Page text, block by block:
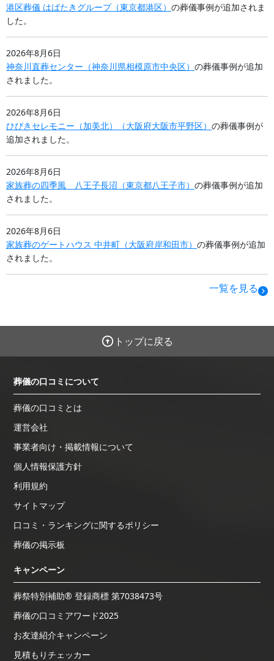
港区葬儀 はばたきグループ（東京都港区） の葬儀事例が追加されま
した。
2026年8月6日
神奈川直葬センター （神奈川県相模原市中央区） の葬儀事例が追加
されました。
2026年8月6日
ひびきセレモニー（加美北）
（大阪府大阪市平野区） の葬儀事例が
追加されました。
2026年8月6日
家族葬の四季風 八王子長沼 （東京都八王子市） の葬儀事例が追加
されました。
2026年8月6日
家族葬のゲートハウス 中井町 （大阪府岸和田市） の葬儀事例が追加
されました。
一覧を見る
トップに戻る
葬儀の口コミについて
葬儀の口コミとは
運営会社
事業者向け・掲載情報について
個人情報保護方針
利用規約
サイトマップ
口コミ・ランキングに関するポリシー
葬儀の掲示板
キャンペーン
葬祭特別補助® 登録商標 第7038473号
葬儀の口コミアワード2025
お友達紹介キャンペーン
見積もりチェッカー